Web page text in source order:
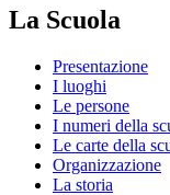
La Scuola
Presentazione
I luoghi
Le persone
I numeri della
Le carte della
Organizzazione
La storia